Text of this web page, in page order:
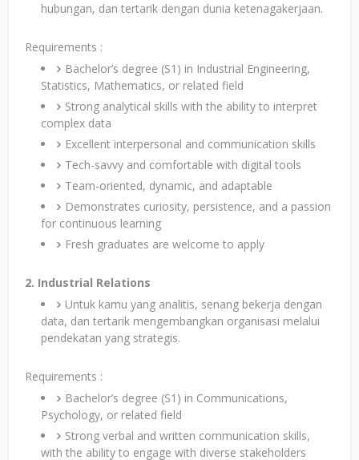
hubungan, dan tertarik dengan dunia ketenagakerjaan.
Requirements :
Bachelor’s degree (S1) in Industrial Engineering,
Statistics, Mathematics, or related field
Strong analytical skills with the ability to interpret
complex data
Excellent interpersonal and communication skills
Tech-savvy and comfortable with digital tools
Team-oriented, dynamic, and adaptable
Demonstrates curiosity, persistence, and a passion
for continuous learning
Fresh graduates are welcome to apply
2. Industrial Relations
Untuk kamu yang analitis, senang bekerja dengan
data, dan tertarik mengembangkan organisasi melalui
pendekatan yang strategis.
Requirements :
Bachelor’s degree (S1) in Communications,
Psychology, or related field
Strong verbal and written communication skills,
with the ability to engage with diverse stakeholders